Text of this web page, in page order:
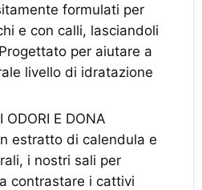
formulati per
e con calli, lasciandoli
per aiutare a
livello di idratazione
ODORI E DONA
estratto di calendula e
i nostri sali per
contrastare i cattivi